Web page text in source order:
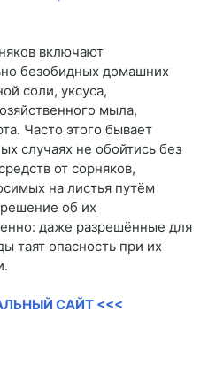
включают
безобидных домашних
соли, уксуса,
мыла,
Часто этого бывает
случаях не обойтись без
от сорняков,
на листья путём
об их
даже разрешённые для
таят опасность при их
САЙТ <<<